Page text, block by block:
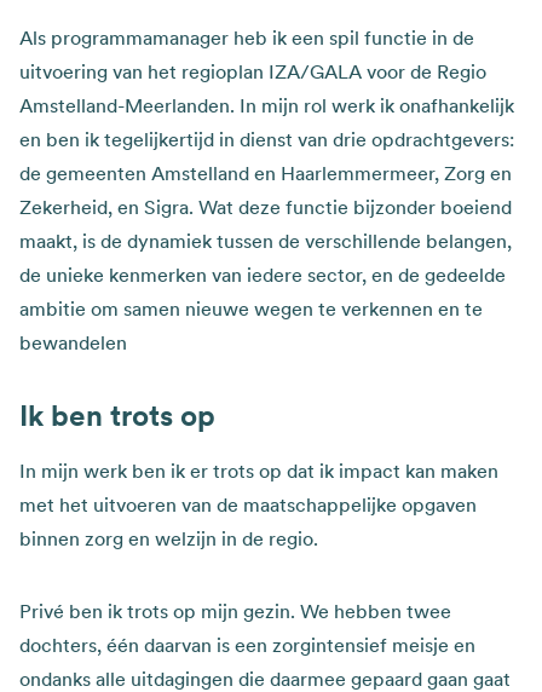
Als programmamanager heb ik een spil functie in de
uitvoering van het regioplan IZA/GALA voor de Regio
Amstelland-Meerlanden. In mijn rol werk ik onafhankelijk
en ben ik tegelijkertijd in dienst van drie opdrachtgevers:
de gemeenten Amstelland en Haarlemmermeer, Zorg en
Zekerheid, en Sigra. Wat deze functie bijzonder boeiend
maakt, is de dynamiek tussen de verschillende belangen,
de unieke kenmerken van iedere sector, en de gedeelde
ambitie om samen nieuwe wegen te verkennen en te
bewandelen
Ik ben trots op
In mijn werk ben ik er trots op dat ik impact kan maken
met het uitvoeren van de maatschappelijke opgaven
binnen zorg en welzijn in de regio.
Privé ben ik trots op mijn gezin. We hebben twee
dochters, één daarvan is een zorgintensief meisje en
ondanks alle uitdagingen die daarmee gepaard gaan gaat